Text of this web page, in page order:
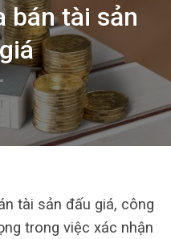
bán tài sản
tài sản đấu giá, công
trong việc xác nhận